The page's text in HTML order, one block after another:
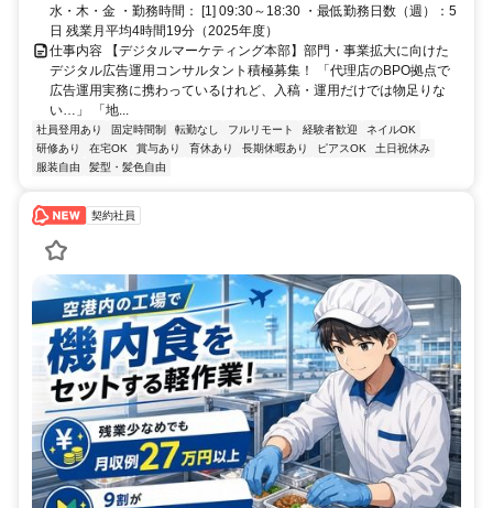
水・木・金 ・勤務時間： [1] 09:30～18:30 ・最低勤務日数（週）：5
日 残業月平均4時間19分（2025年度）
仕事内容 【デジタルマーケティング本部】部門・事業拡大に向けた
デジタル広告運用コンサルタント積極募集！ 「代理店のBPO拠点で
広告運用実務に携わっているけれど、入稿・運用だけでは物足りな
い…」 「地...
社員登用あり 固定時間制 転勤なし フルリモート 経験者歓迎
ネイルOK
研修あり
在宅OK 賞与あり 育休あり 長期休暇あり ピアスOK
土日祝休み
服装自由
髪型・髪色自由
契約社員